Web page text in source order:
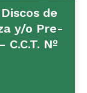
de
y/o Pre-
Nº